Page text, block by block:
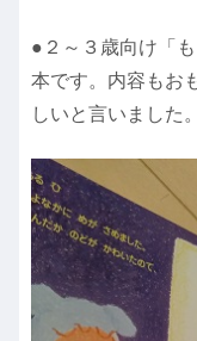
●２～３歳向け「
本です。内容もお
しいと言いました。